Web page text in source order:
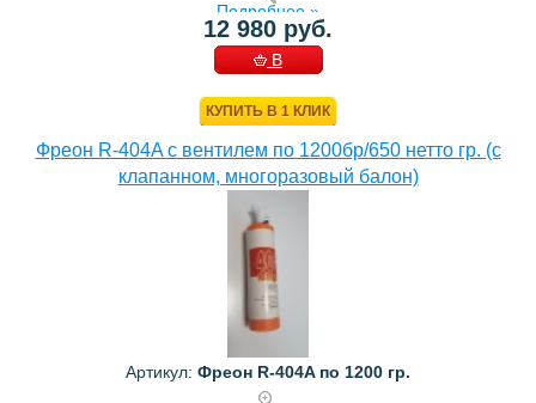
Подробнее »
12 980 руб.
В
КУПИТЬ В 1 КЛИК
Фреон R-404A с вентилем по 1200бр/650 нетто гр. (с
клапанном, многоразовый балон)
Артикул: Фреон R-404A по 1200 гр.